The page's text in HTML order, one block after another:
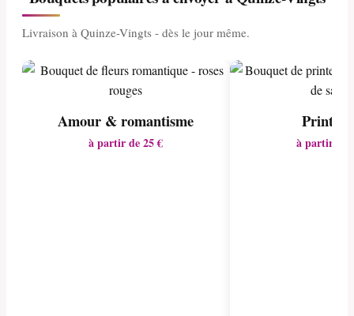
Livraison à Quinze-Vingts - dès le jour même.
Amour & romantisme
à partir de 25 € à partir de